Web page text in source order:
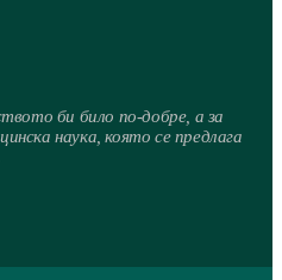
би било по-добре, а за
наука, която се предлага